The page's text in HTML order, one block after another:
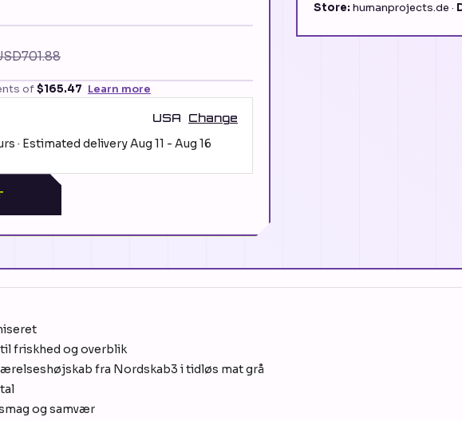
of$165.47 Learn more
USA Change
· Estimated deliveryAug 11 - Aug 16
Store: humanprojects.de ·
friskhed og overblik
fra Nordskab3 i tidløs mat grå
og samvær